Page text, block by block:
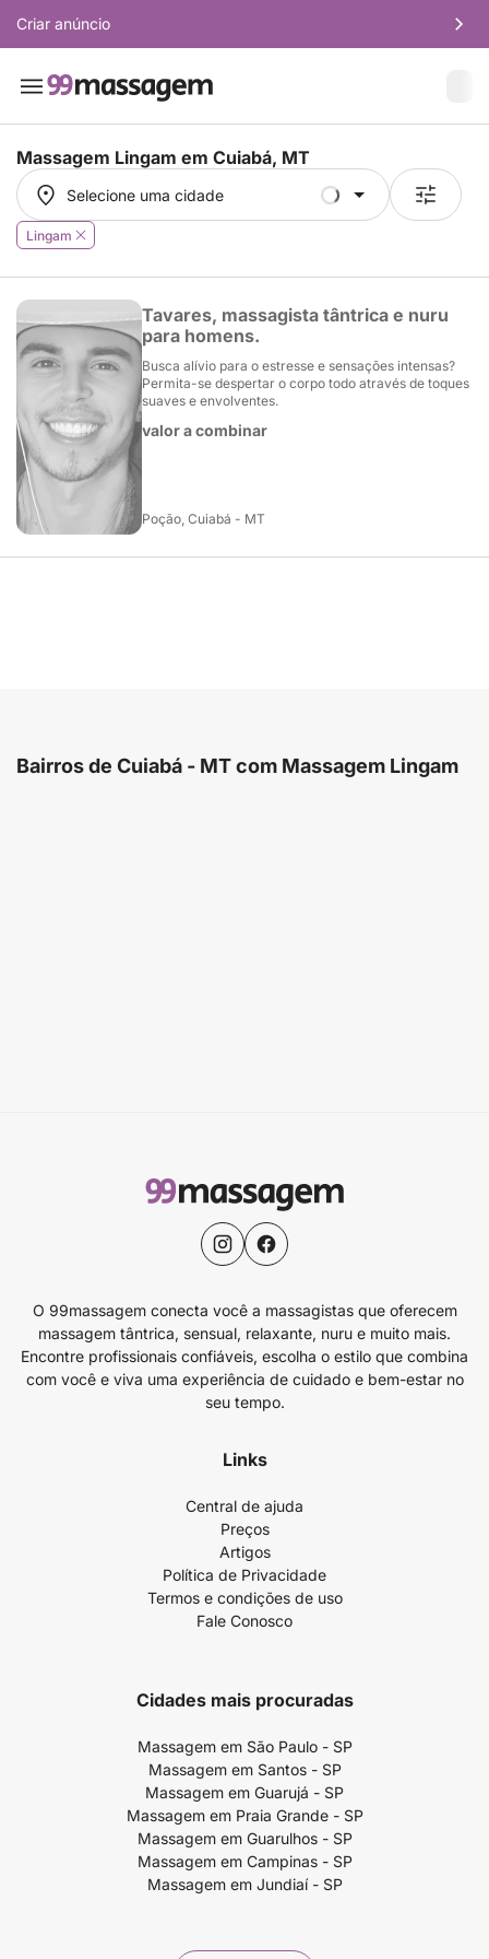
Criar anúncio
Massagem Lingam em Cuiabá, MT
Selecione uma cidade
Selecione uma cidade
Lingam
Tavares, massagista tântrica e nuru
para homens.
Busca alívio para o estresse e sensações intensas?
Permita-se despertar o corpo todo através de toques
suaves e envolventes.
valor a combinar
Poção, Cuiabá - MT
Bairros de Cuiabá - MT com Massagem Lingam
O 99massagem conecta você a massagistas que oferecem
massagem tântrica, sensual, relaxante, nuru e muito mais.
Encontre profissionais confiáveis, escolha o estilo que combina
com você e viva uma experiência de cuidado e bem-estar no
seu tempo.
Links
Central de ajuda
Preços
Artigos
Política de Privacidade
Termos e condições de uso
Fale Conosco
Cidades mais procuradas
Massagem em São Paulo - SP
Massagem em Santos - SP
Massagem em Guarujá - SP
Massagem em Praia Grande - SP
Massagem em Guarulhos - SP
Massagem em Campinas - SP
Massagem em Jundiaí - SP